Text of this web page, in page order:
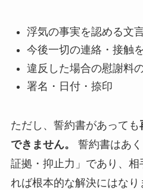
浮気の事実を認める文
今後一切の連絡・接触
違反した場合の慰謝料
署名・日付・捺印
ただし、誓約書があっても
できません。
誓約書はあ
証拠・抑止力」であり、
れば根本的な解決にはな